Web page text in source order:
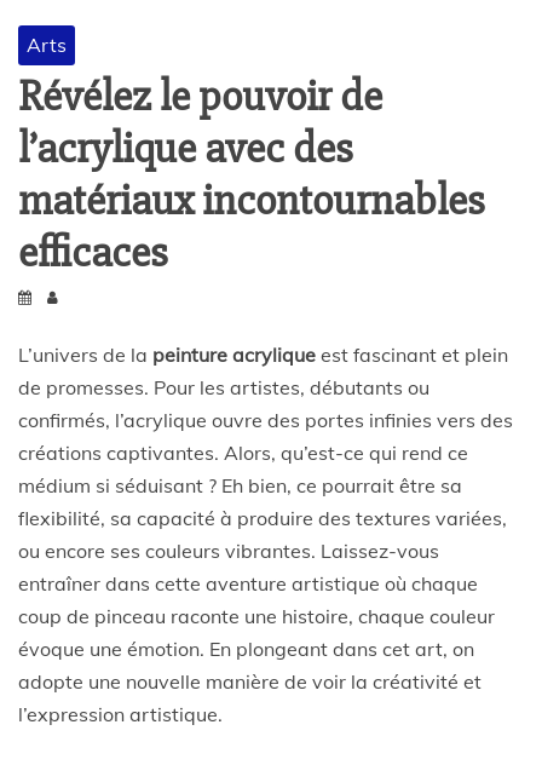
Arts
Révélez le pouvoir de
l’acrylique avec des
matériaux incontournables
efficaces
L’univers de la peinture acrylique est fascinant et plein
de promesses. Pour les artistes, débutants ou
confirmés, l’acrylique ouvre des portes infinies vers des
créations captivantes. Alors, qu’est-ce qui rend ce
médium si séduisant ? Eh bien, ce pourrait être sa
flexibilité, sa capacité à produire des textures variées,
ou encore ses couleurs vibrantes. Laissez-vous
entraîner dans cette aventure artistique où chaque
coup de pinceau raconte une histoire, chaque couleur
évoque une émotion. En plongeant dans cet art, on
adopte une nouvelle manière de voir la créativité et
l’expression artistique.